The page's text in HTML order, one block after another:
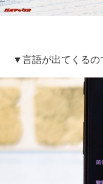
▼言語が出てくるの